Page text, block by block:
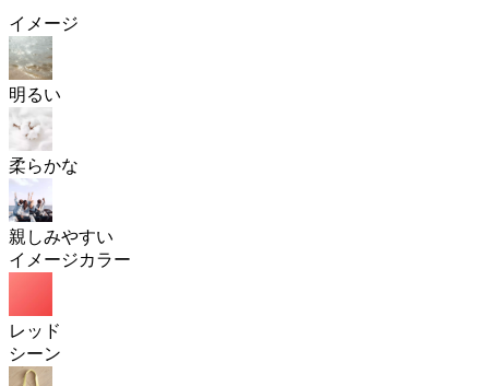
イメージ
明るい
柔らかな
親しみやすい
イメージカラー
レッド
シーン